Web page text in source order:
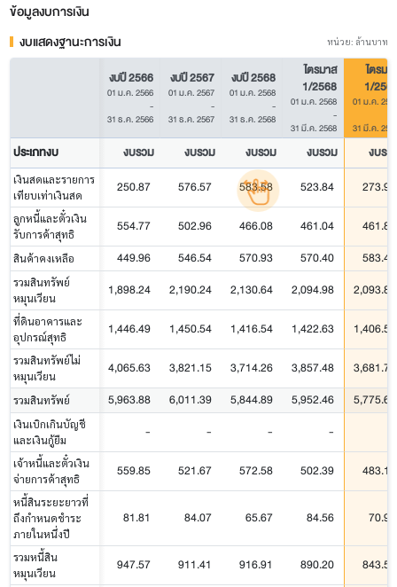
ข้อมูลงบการเงิน
งบแสดงฐานะการเงิน
หน่วย: ล้านบาท
งบปี 2566
01 ม.ค. 2566
-
31 ธ.ค. 2566
งบปี 2567
01 ม.ค. 2567
-
31 ธ.ค. 2567
งบปี 2568
01 ม.ค. 2568
-
31 ธ.ค. 2568
ไตรมาส
1/2568
01 ม.ค. 2568
-
31 มี.ค. 2568
ไตรมา
1/
01 ม.ค.
31 มี.ค.
ประเภทงบ งบรวม งบรวม งบรวม งบรวม งบรว
เงินสดและรายการ
เทียบเท่าเงินสด
250.87 576.57 583.58 523.84 273.94
ลูกหนี้และตั๋วเงิน
รับการค้าสุทธิ
554.77 502.96 466.08 461.04 461.80
สินค้าคงเหลือ 449.96 546.54 570.93 570.40 583.44
รวมสินทรัพย์
หมุนเวียน
1,898.24 2,190.24 2,130.64 2,094.98 2,093.82
ที่ดินอาคารและ
อุปกรณ์สุทธิ
1,446.49 1,450.54 1,416.54 1,422.63 1,406.55
รวมสินทรัพย์ไม่
หมุนเวียน
4,065.63 3,821.15 3,714.26 3,857.48 3,681.79
รวมสินทรัพย์ 5,963.88 6,011.39 5,844.89 5,952.46 5,775.61
เงินเบิกเกินบัญชี
และเงินกู้ยืม
- - - -
เจ้าหนี้และตั๋วเงิน
จ่ายการค้าสุทธิ
559.85 521.67 572.58 502.39 483.12
หนี้สินระยะยาวที่
ถึงกำหนดชำระ
ภายในหนึ่งปี
81.81 84.07 65.67 84.56 70.92
รวมหนี้สิน
หมุนเวียน
947.57 911.41 916.91 890.20 843.51